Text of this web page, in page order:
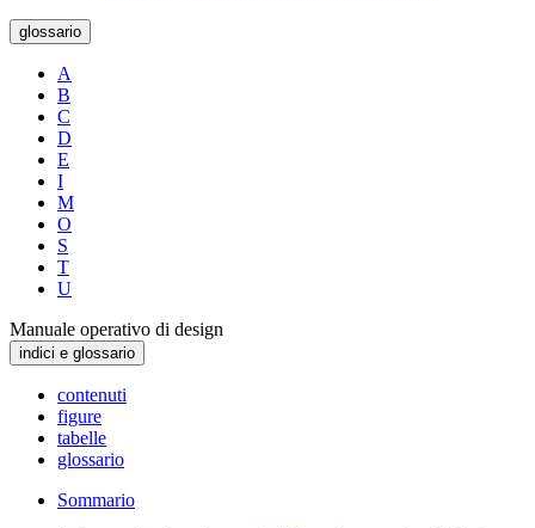
glossario
A
B
C
D
E
I
M
O
S
T
U
Manuale operativo di design
indici e glossario
contenuti
figure
tabelle
glossario
Sommario